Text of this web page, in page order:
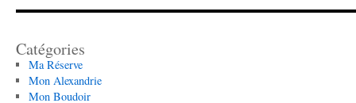
Catégories
Ma Réserve
Mon Alexandrie
Mon Boudoir